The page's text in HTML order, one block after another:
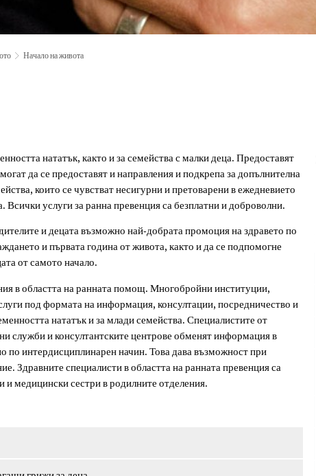
Начало на живота
нататък, както и за семейства с малки деца. Предоставят
да се предоставят и направления и подкрепа за допълнителна
които се чувстват несигурни и претоварени в ежедневието
Всички услуги за ранна превенция са безплатни и доброволни.
и децата възможно най-добрата промоция на здравето по
и първата година от живота, както и да се подпомогне
от самото начало.
в областта на ранната помощ. Многобройни институции,
под формата на информация, консултации, посредничество и
нататък и за млади семейства. Специалистите от
служби и консултантските центрове обменят информация в
по интердисциплинарен начин. Това дава възможност при
Здравните специалисти в областта на ранната превенция са
медицински сестри в родилните отделения.